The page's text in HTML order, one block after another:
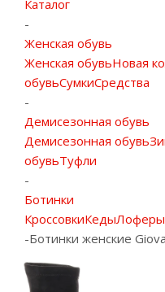
Каталог
-
Женская обувь
Женская обувьНовая
обувьСумкиСредства
-
Демисезонная обувь
Демисезонная обувь
обувьТуфли
-
Ботинки
КроссовкиКедыЛоферы
-Ботинки женские